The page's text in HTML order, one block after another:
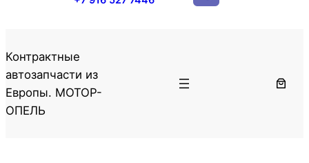
Контрактные
автозапчасти из
Европы. МОТОР-
ОПЕЛЬ